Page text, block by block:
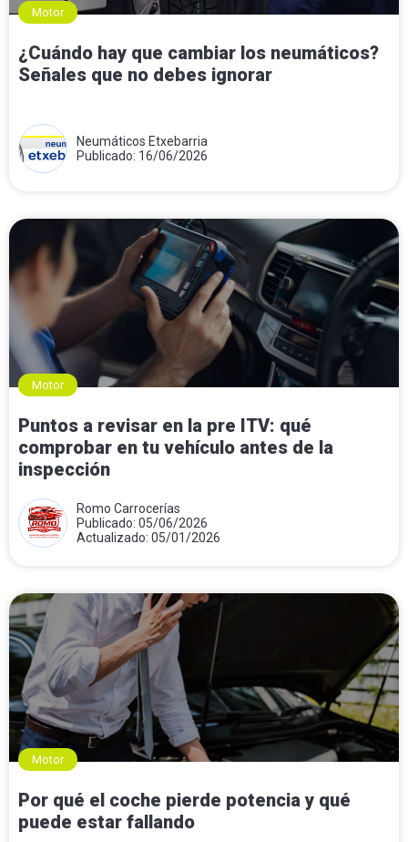
Motor
¿Cuándo hay que cambiar los neumáticos?
Señales que no debes ignorar
Neumáticos Etxebarria
Publicado: 16/06/2026
Motor
Puntos a revisar en la pre ITV: qué
comprobar en tu vehículo antes de la
inspección
Romo Carrocerías
Publicado: 05/06/2026
Actualizado: 05/01/2026
Motor
Por qué el coche pierde potencia y qué
puede estar fallando